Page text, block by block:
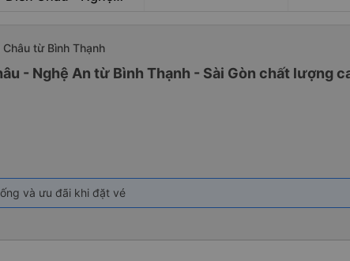
Châu từ Bình Thạnh
- Nghệ An từ Bình Thạnh - Sài Gòn chất lượng
và ưu đãi khi đặt vé